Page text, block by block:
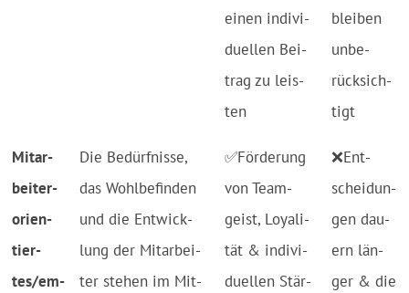
ei­nen in­di­vi­
du­el­len Bei­
trag zu leis­
ten
blei­ben
un­be­
rück­sich­
tigt
Mit­ar­
bei­ter­
o­rien­
tier­
tes/em­
Die Be­dürf­nis­se,
das Wohl­be­fin­den
und die Ent­wick­
lung der Mit­ar­bei­
ter ste­hen im Mit­
✅För­de­rung
von Team­
geist, Loy­a­li­
tät & in­di­vi­
du­el­len Stär­
❌Ent­
schei­dun­
gen dau­
ern län­
ger & die